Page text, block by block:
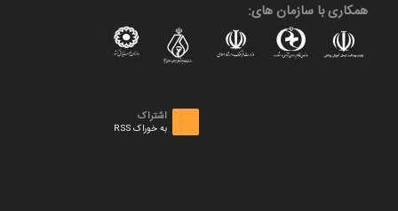
همکاری با سازمان های:
اشتراک
به خوراک RSS